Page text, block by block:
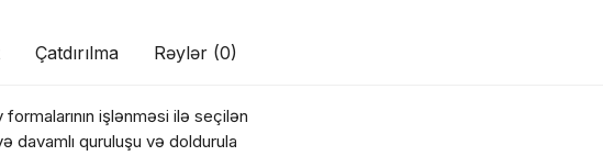
Çatdırılma Rəylər (0)
işlənməsi ilə seçilən
davamlı quruluşu və doldurula
səbətə əlavə edildi